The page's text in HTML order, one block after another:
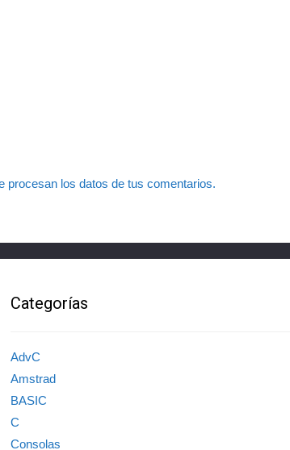
procesan los datos de tus comentarios.
Categorías
AdvC
Amstrad
BASIC
C
Consolas